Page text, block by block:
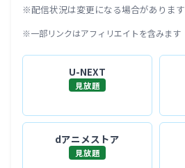
※配信状況は変更になる場合があります
※一部リンクはアフィリエイトを含みます
U-NEXT
見放題
dアニメストア
見放題